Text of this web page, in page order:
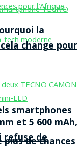
smartphones
de chances
la
change pour
et 5 600 mAh,
de